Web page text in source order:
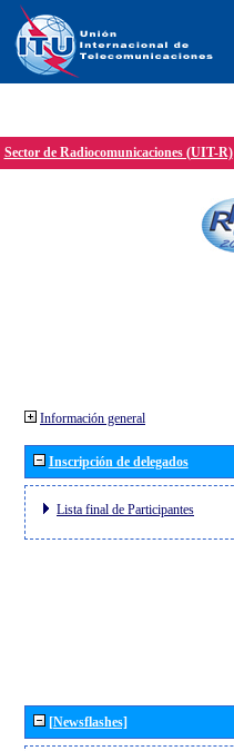
Sector de Radiocomunicaciones (UIT-R)
Información general
Inscripción de delegados
Lista final de Participantes
[Newsflashes]